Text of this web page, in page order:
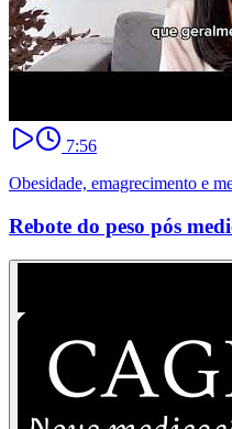
7:56
Obesidade, emagrecimento e
Rebote do peso pós